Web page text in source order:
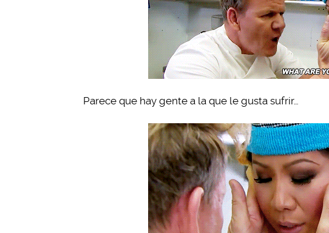
Parece que hay gente a la que le gusta sufrir…